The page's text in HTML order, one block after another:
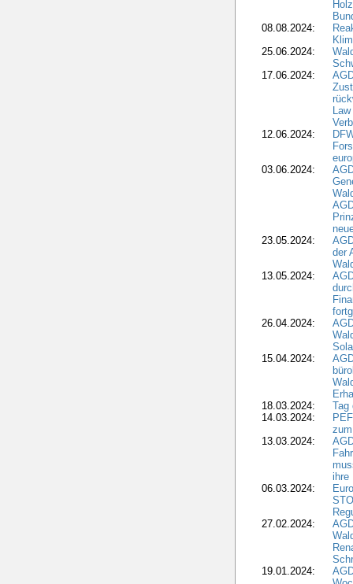
08.08.2024:
25.06.2024:
17.06.2024:
12.06.2024:
03.06.2024:
23.05.2024:
der
13.05.2024:
26.04.2024:
15.04.2024:
18.03.2024:
Tag
14.03.2024:
13.03.2024:
ihre
06.03.2024:
27.02.2024:
19.01.2024: